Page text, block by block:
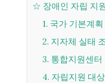
☆ 장애인 자립 지
1. 국가 기본계
2. 지자체 실태
3. 통합지원센
4. 자립지원 대